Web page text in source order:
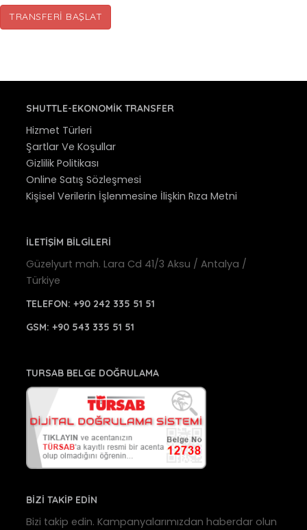
TRANSFERI BAŞLAT
SHUTTLE-EKONOMIK TRANSFER
Hizmet Türleri
Şartlar Ve Koşullar
Gizlilik Politikası
Online Satış Sözleşmesi
Kişisel Verilerin İşlenmesine İlişkin Rıza Metni
İLETİŞİM BİLGİLERİ
Güzelyurt mah. Lara Cd 41/3 Aksu / Antalya /
Türkiye
TELEFON: +90 242 335 51 51
GSM: +90 543 335 51 51
TURSAB BELGE DOĞRULAMA
BİZİ TAKİP EDİN
Bizi takip edin. Kampanyalarımızdan haberdar olun